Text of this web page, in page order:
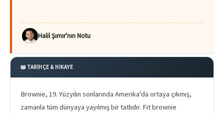
Halil Şımır'nın Notu
📖 TARİHÇE & HİKAYE
Brownie, 19. Yüzyılın sonlarında Amerika'da ortaya çıkmış,
zamanla tüm dünyaya yayılmış bir tatlıdır. Fit brownie